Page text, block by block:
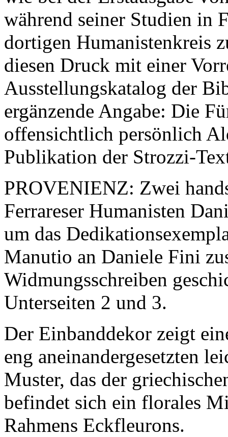
während seiner Studien in
dortigen Humanistenkreis
diesen Druck mit einer
Ausstellungskatalog der
ergänzende Angabe: Die
offensichtlich persönlich
Publikation der Strozzi-
PROVENIENZ: Zwei
Ferrareser Humanisten
um das
Manutio an Daniele Fini
Widmungsschreiben
Unterseiten 2 und 3.
Der Einbanddekor zeigt
eng aneinandergesetzten
Muster, das der
befindet sich ein florales
Rahmens Eckfleurons.